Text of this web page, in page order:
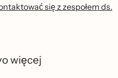
się z zespołem ds.
więcej